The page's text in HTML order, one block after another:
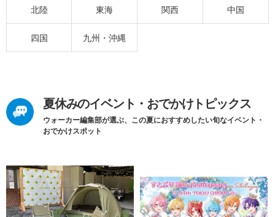
北陸 東海 関西 中国
四国 九州・沖縄
夏休みのイベント・おでかけトピックス
ウォーカー編集部が選ぶ、この夏におすすめしたい旬なイベント・
おでかけスポット